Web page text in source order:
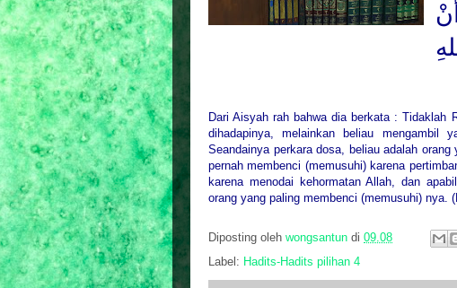
Dari Aisyah rah bahwa dia berkata : Tidaklah
dihadapinya, melainkan beliau mengambil
Seandainya perkara dosa, beliau adalah
pernah membenci (memusuhi) karena
karena menodai kehormatan Allah, dan
orang yang paling membenci (memusuhi) nya.
Diposting oleh wongsantun di 09.08
Label: Hadits-Hadits pilihan 4